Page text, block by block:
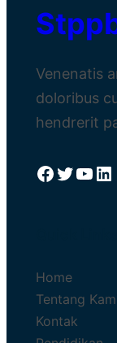
Venenatis
doloribus
hendrerit
Facebook Twitter YouTube LinkedIn
Home
Tentang
Kontak